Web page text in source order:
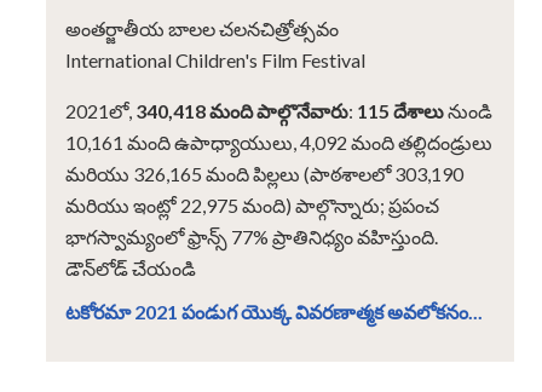
అంతర్జాతీయ బాలల చలనచిత్రోత్సవం
International Children's Film Festival
2021లో, 340,418 మంది పాల్గొనేవారు: 115 దేశాలునుండి
10,161 మంది ఉపాధ్యాయులు, 4,092 మంది తల్లిదండ్రులు
మరియు 326,165 మంది పిల్లలు (పాఠశాలలో 303,190
మరియు ఇంట్లో 22,975 మంది) పాల్గొన్నారు; ప్రపంచ
భాగస్వామ్యంలో ఫ్రాన్స్ 77% ప్రాతినిధ్యం వహిస్తుంది.
డౌన్‌లోడ్ చేయండి
టకోరమా 2021 పండుగ యొక్క వివరణాత్మక అవలోకనం...